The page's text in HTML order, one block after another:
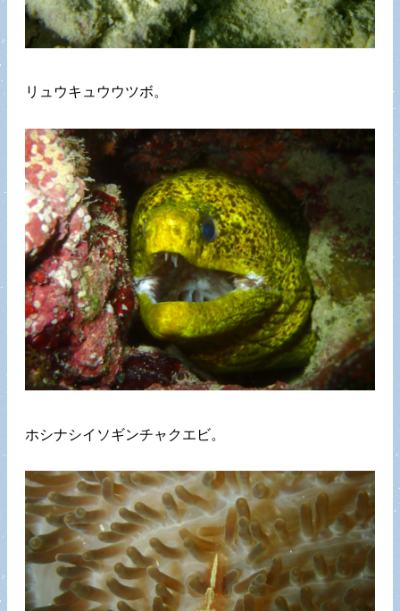
リュウキュウウツボ。
ホシナシイソギンチャクエビ。